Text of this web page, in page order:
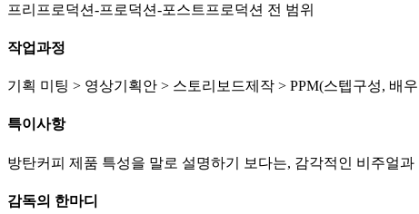
프리프로덕션-프로덕션-포스트프로덕션 전 범위
작업과정
기획 미팅 > 영상기획안 > 스토리보드제작 > PPM(스텝구성, 배
특이사항
방탄커피 제품 특성을 말로 설명하기 보다는, 감각적인 비주얼
감독의 한마디